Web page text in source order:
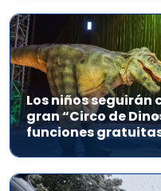
Los niños seguirán
gran “Circo de
funciones